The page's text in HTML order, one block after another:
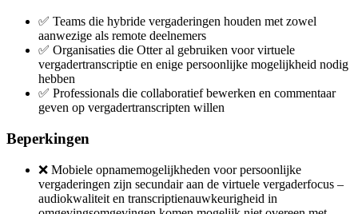
✅ Teams die hybride vergaderingen houden met zowel
aanwezige als remote deelnemers
✅ Organisaties die Otter al gebruiken voor virtuele
vergadertranscriptie en enige persoonlijke mogelijkheid nodig
hebben
✅ Professionals die collaboratief bewerken en commentaar
geven op vergadertranscripten willen
Beperkingen
❌ Mobiele opnamemogelijkheden voor persoonlijke
vergaderingen zijn secundair aan de virtuele vergaderfocus –
audiokwaliteit en transcriptienauwkeurigheid in